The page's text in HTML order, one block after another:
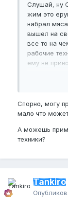
Слушай, ну
жим это
набрал
вышел на
все то на
рабочие
ему не
вдруг и у
Спорно, могу
мало что
А можешь
техники?
Tankiro